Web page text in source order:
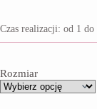
do
Czas realizacji: od 1
Rozmiar